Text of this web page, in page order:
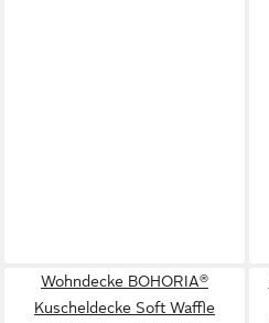
Wohndecke BOHORIA®
Kuscheldecke Soft Waffle